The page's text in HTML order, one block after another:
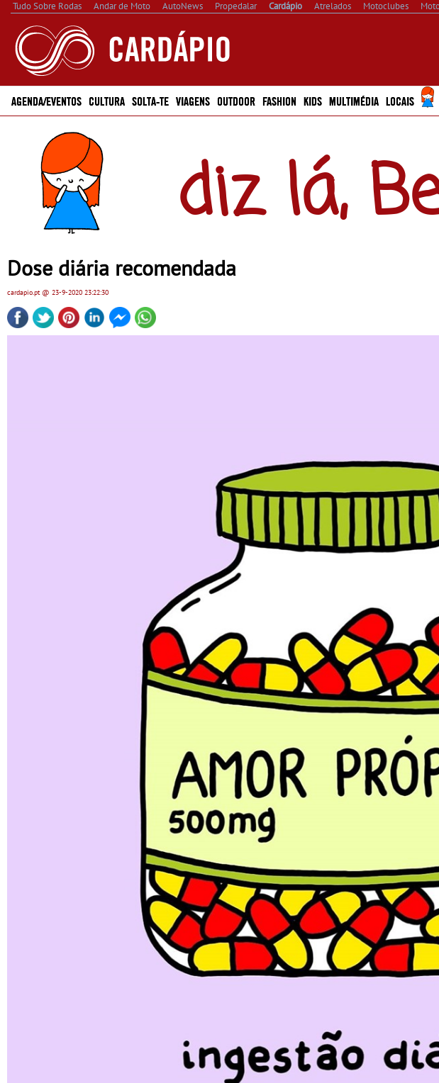
Tudo Sobre Rodas Andar de Moto AutoNews Propedalar Cardápio Atrelados Motoclubes
AGENDA/EVENTOS CULTURA SOLTA-TE VIAGENS OUTDOOR FASHION KIDS MULTIMÉDIA LOCAIS
diz lá,
Dose diária recomendada
cardapio.pt@ 23-9-2020 23:22:30